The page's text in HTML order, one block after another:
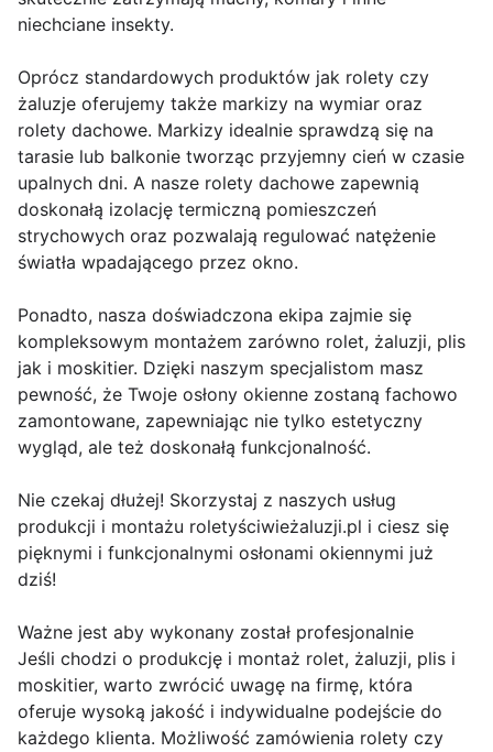
niechciane insekty.
Oprócz standardowych produktów jak rolety czy
żaluzje oferujemy także markizy na wymiar oraz
rolety dachowe. Markizy idealnie sprawdzą się na
tarasie lub balkonie tworząc przyjemny cień w czasie
upalnych dni. A nasze rolety dachowe zapewnią
doskonałą izolację termiczną pomieszczeń
strychowych oraz pozwalają regulować natężenie
światła wpadającego przez okno.
Ponadto, nasza doświadczona ekipa zajmie się
kompleksowym montażem zarówno rolet, żaluzji, plis
jak i moskitier. Dzięki naszym specjalistom masz
pewność, że Twoje osłony okienne zostaną fachowo
zamontowane, zapewniając nie tylko estetyczny
wygląd, ale też doskonałą funkcjonalność.
Nie czekaj dłużej! Skorzystaj z naszych usług
produkcji i montażu roletyściwieżaluzji.pl i ciesz się
pięknymi i funkcjonalnymi osłonami okiennymi już
dziś!
Ważne jest aby wykonany został profesjonalnie
Jeśli chodzi o produkcję i montaż rolet, żaluzji, plis i
moskitier, warto zwrócić uwagę na firmę, która
oferuje wysoką jakość i indywidualne podejście do
każdego klienta. Możliwość zamówienia rolety czy